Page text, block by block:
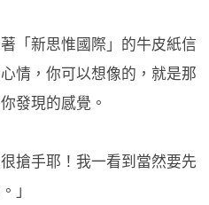
「新思惟國際」的牛皮紙信
情，你可以想像的，就是那
發現的感覺。
搶手耶！我一看到當然要先
」